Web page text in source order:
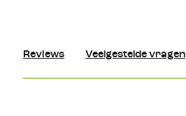
Reviews Veelgestelde vragen